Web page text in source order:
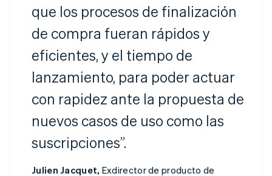
que los procesos de finalización
de compra fueran rápidos y
eficientes, y el tiempo de
lanzamiento, para poder actuar
con rapidez ante la propuesta de
nuevos casos de uso como las
suscripciones”.
Julien Jacquet, Exdirector de producto de